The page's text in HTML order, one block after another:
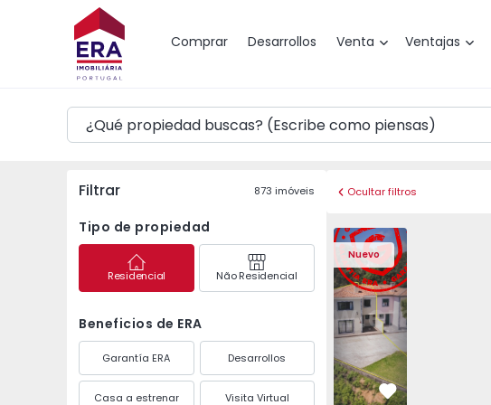
Comprar Desarrollos Venta Ventajas
Mapa
Filtrar 873 imóveis
Tipo de propiedad
Residencial Não Residencial
Beneficios de ERA
Garantía ERA Desarrollos
Casa a estrenar Visita Virtual
Ocultar filtros
Nuevo
Vivienda Pareada T3 Angra do
Vivienda Pareada T3
Vivienda
Favorito